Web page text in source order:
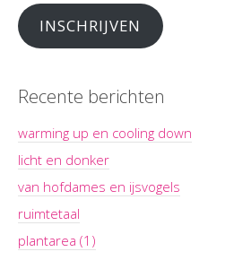
INSCHRIJVEN
Recente berichten
warming up en cooling down
licht en donker
van hofdames en ijsvogels
ruimtetaal
plantarea (1)